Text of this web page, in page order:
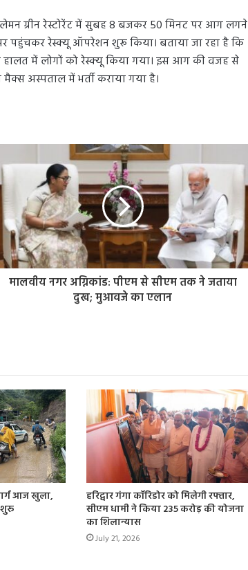
ग्रीन रेस्टोरेंट में सुबह 8 बजकर 50 मिनट पर आग लगने
पहुंचकर रेस्क्यू ऑपरेशन शुरू किया। बताया जा रहा है कि
में लोगों को रेस्क्यू किया गया। इस आग की वजह से
अस्पताल में भर्ती कराया गया है।
मालवीय नगर अग्निकांड: पीएम से सीएम तक ने जताया
दुख; मुआवजे का एलान
आज खुला,
शुरू
हरिद्वार गंगा कॉरिडोर को मिलेगी रफ्तार,
सीएम धामी ने किया 235 करोड़ की योजना
का शिलान्यास
July 21, 2026